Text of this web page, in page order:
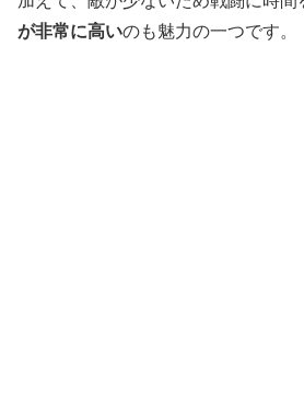
が非常に高いのも魅力の一つです。